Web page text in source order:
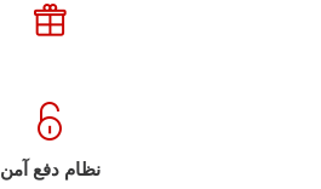
نظام دفع آمن